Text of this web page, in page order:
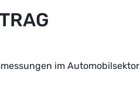
im Automobilsektor